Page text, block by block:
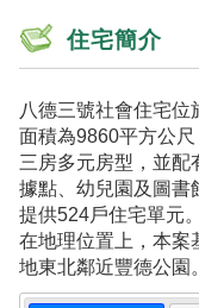
住宅簡介
八德三號社會住宅
面積為9860平方公
三房多元房型，並配
據點、幼兒園及圖書
提供524戶住宅單元。
在地理位置上，本案
地東北鄰近豐德公園。